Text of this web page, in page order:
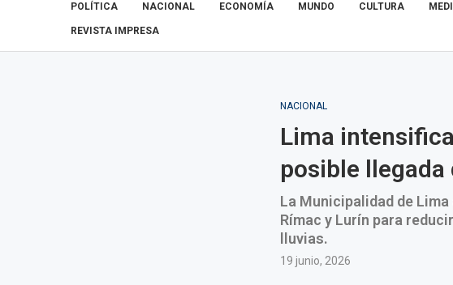
POLÍTICA NACIONAL ECONOMÍA MUNDO CULTURA
REVISTA IMPRESA
NACIONAL
Lima
posible llegada
La Municipalidad de
Rímac y Lurín para
lluvias.
19 junio, 2026